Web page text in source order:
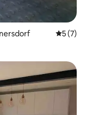
Vidējais
5 (7)